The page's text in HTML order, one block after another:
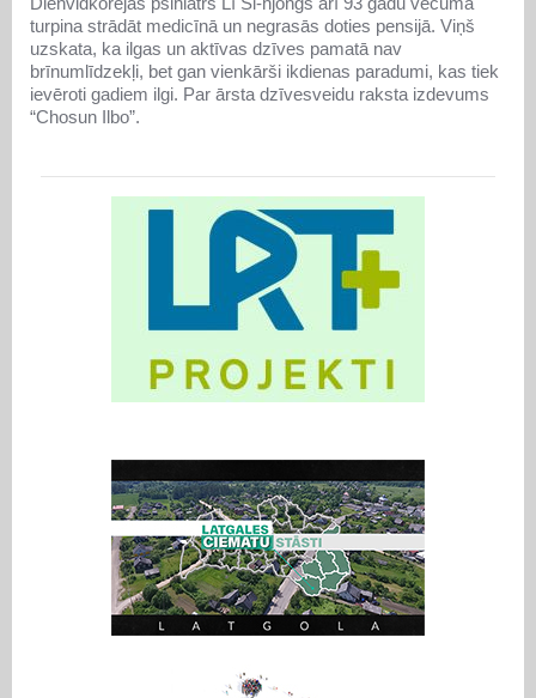
turpina strādāt medicīnā un negrasās doties pensijā. Viņš
uzskata, ka ilgas un aktīvas dzīves pamatā nav
brīnumlīdzekļi, bet gan vienkārši ikdienas paradumi, kas tiek
ievēroti gadiem ilgi. Par ārsta dzīvesveidu raksta izdevums
“Chosun Ilbo”.